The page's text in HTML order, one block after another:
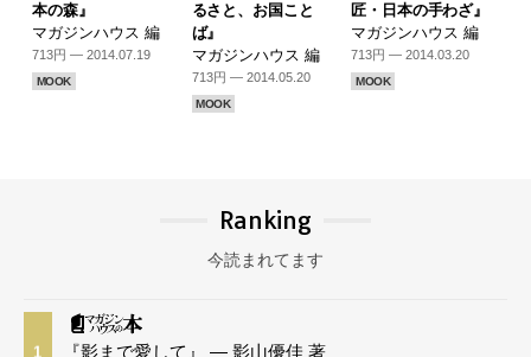
本の森』
マガジンハウス 編
713円 — 2014.07.19
MOOK
るさと、お国こと
ば』
マガジンハウス 編
713円 — 2014.05.20
MOOK
匠・日本の手わざ』
マガジンハウス 編
713円 — 2014.03.20
MOOK
Ranking
今読まれてます
1 『影まで愛して』 — 影山優佳 著